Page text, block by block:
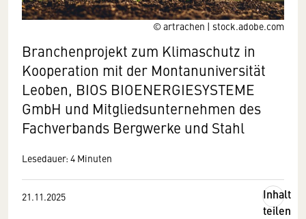
© artrachen | stock.adobe.com
Branchenprojekt zum Klimaschutz in
Kooperation mit der Montanuniversität
Leoben, BIOS BIOENERGIESYSTEME
GmbH und Mitgliedsunternehmen des
Fachverbands Bergwerke und Stahl
Lesedauer: 4 Minuten
21.11.2025
Inhalt
teilen